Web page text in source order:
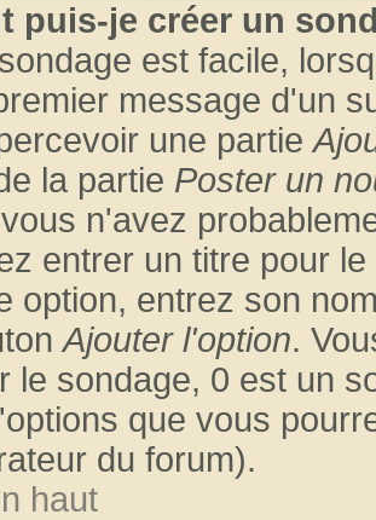
puis-je créer un
est facile,
message d'un
une partie
la partie Poster un
n'avez
entrer un titre pour
option, entrez son
Ajouter l'option.
le sondage, 0 est un
que vous
du forum).
haut